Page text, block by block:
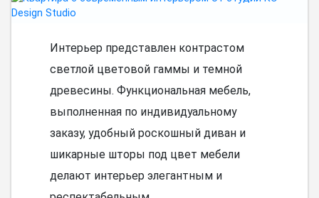
Интерьер представлен контрастом
светлой цветовой гаммы и темной
древесины. Функциональная мебель,
выполненная по индивидуальному
заказу, удобный роскошный диван и
шикарные шторы под цвет мебели
делают интерьер элегантным и